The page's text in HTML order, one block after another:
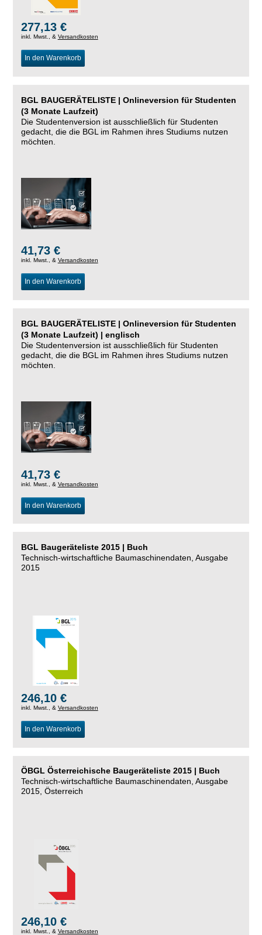
277,13 €
inkl. Mwst., & Versandkosten
In den Warenkorb
BGL BAUGERÄTELISTE | Onlineversion für Studenten
(3 Monate Laufzeit)
Die Studentenversion ist ausschließlich für Studenten
gedacht, die die BGL im Rahmen ihres Studiums nutzen
möchten.
41,73 €
inkl. Mwst., & Versandkosten
In den Warenkorb
BGL BAUGERÄTELISTE | Onlineversion für Studenten
(3 Monate Laufzeit) | englisch
Die Studentenversion ist ausschließlich für Studenten
gedacht, die die BGL im Rahmen ihres Studiums nutzen
möchten.
41,73 €
inkl. Mwst., & Versandkosten
In den Warenkorb
BGL Baugeräteliste 2015 | Buch
Technisch-wirtschaftliche Baumaschinendaten, Ausgabe
2015
246,10 €
inkl. Mwst., & Versandkosten
In den Warenkorb
ÖBGL Österreichische Baugeräteliste 2015 | Buch
Technisch-wirtschaftliche Baumaschinendaten, Ausgabe
2015, Österreich
246,10 €
inkl. Mwst., & Versandkosten